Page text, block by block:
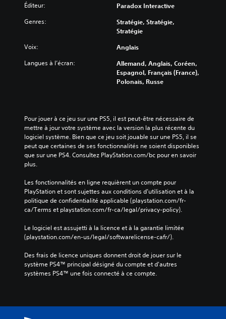
Éditeur: Paradox Interactive
Genres:
Stratégie, Stratégie,
Stratégie
Voix: Anglais
Langues à l’écran:
Allemand, Anglais, Coréen,
Espagnol, Français (France),
Polonais, Russe
Pour jouer à ce jeu sur une PS5, il est peut-être nécessaire de
mettre à jour votre système avec la version la plus récente du
logiciel système. Bien que ce jeu soit jouable sur une PS5, il se
peut que certaines de ses fonctionnalités ne soient disponibles
que sur une PS4. Consultez PlayStation.com/bc pour en savoir
plus.
Les fonctionnalités en ligne requièrent un compte pour
PlayStation et sont sujettes aux conditions d’utilisation et à la
politique de confidentialité applicable (playstation.com/fr-
ca/Terms et playstation.com/fr-ca/legal/privacy-policy).
Le logiciel est assujetti à la licence et à la garantie limitée
(playstation.com/en-us/legal/softwarelicense-cafr/).
Des frais de licence uniques donnent droit de jouer sur le
système PS4™ principal désigné du compte et d'autres
systèmes PS4™ une fois connecté à ce compte.